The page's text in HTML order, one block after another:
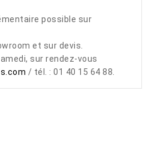
possible sur
et sur devis.
sur rendez-vous
/ tél. : 01 40 15 64 88.